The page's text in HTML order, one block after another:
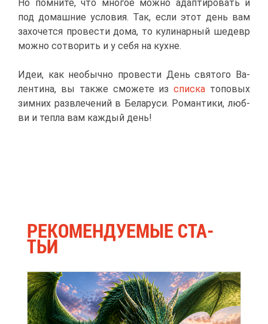
Но пом­ни­те, что мно­гое мож­но адап­ти­ро­вать и
под до­маш­ние усло­вия. Так, ес­ли этот день вам
за­хо­чет­ся про­ве­сти до­ма, то ку­ли­нар­ный ше­девр
мож­но со­тво­рить и у се­бя на кухне.
Идеи, как необыч­но про­ве­сти День свя­то­го Ва­
лен­ти­на, вы та­к­же смо­же­те изспис­ка то­по­вых
зим­них раз­вле­че­ний в Бе­ла­ру­си. Ро­ман­ти­ки, люб­
ви и теп­ла вам каж­дый день!
РЕ­КО­МЕН­ДУ­Е­МЫЕ СТА­
ТЬИ